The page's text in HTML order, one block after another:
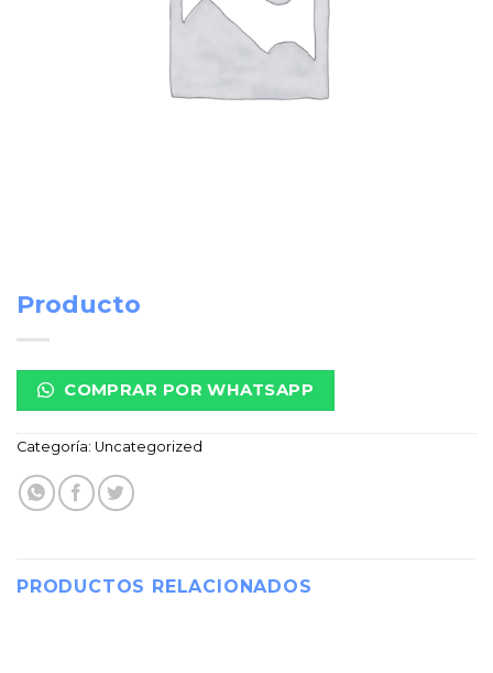
Producto
COMPRAR POR WHATSAPP
Categoría: Uncategorized
PRODUCTOS RELACIONADOS